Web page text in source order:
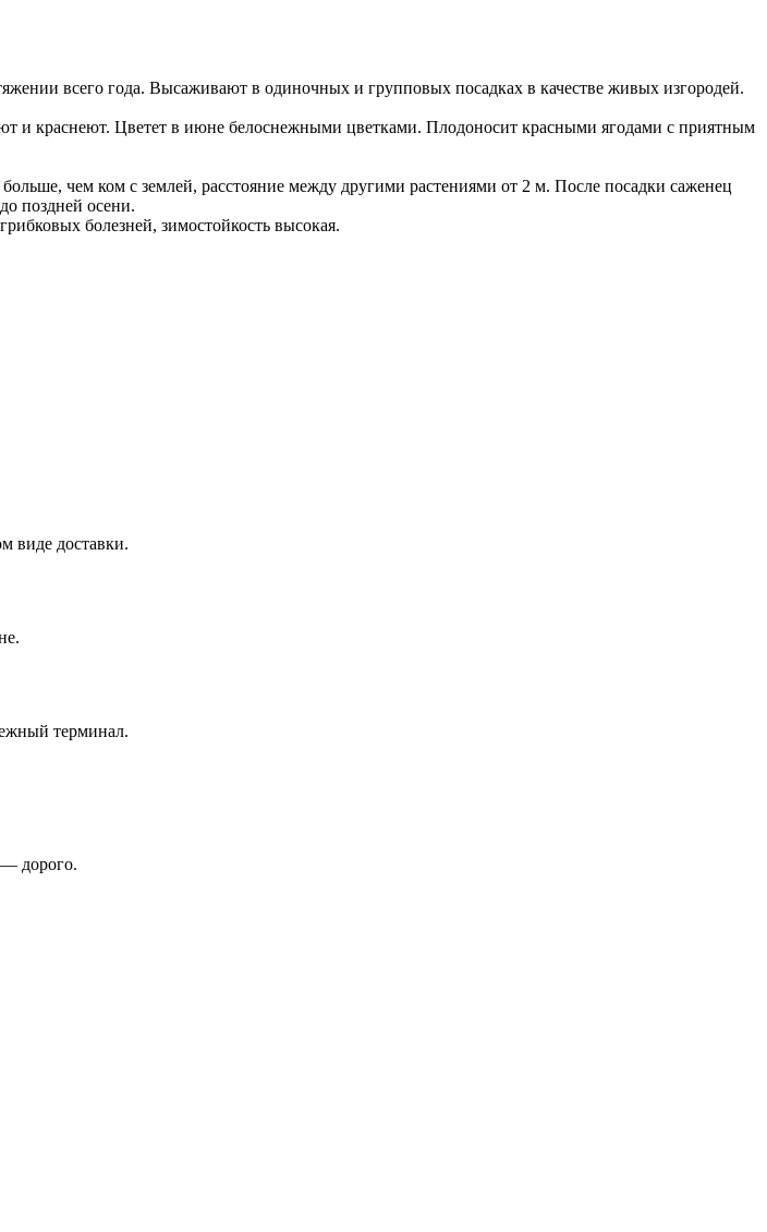
всего года. Высаживают в одиночных и групповых посадках в качестве живых изгородей.
и краснеют. Цветет в июне белоснежными цветками. Плодоносит красными ягодами с приятным
чем ком с землей, расстояние между другими растениями от 2 м. После посадки саженец
поздней осени.
болезней, зимостойкость высокая.
виде доставки.
терминал.
— дорого.